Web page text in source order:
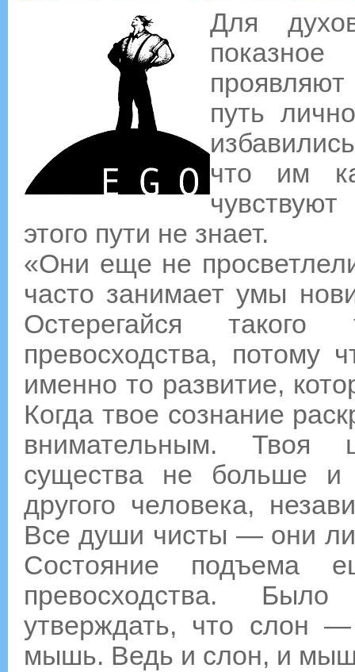
Для
путь
что им
этого пути не знает.
«Они еще не
часто занимает умы
Остерегайся такого
превосходства, потому
именно то развитие,
Когда твое сознание
внимательным. Твоя
существа не больше и
другого человека,
Все души чисты — они
Состояние подъема
превосходства.
утверждать, что слон
мышь. Ведь и слон, и